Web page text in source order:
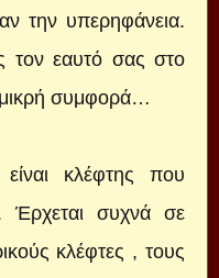
την υπερηφάνεια.
τον εαυτό σας στο
μικρή συμφορά…
κλέφτης που
Έρχεται συχνά σε
κλέφτες , τους